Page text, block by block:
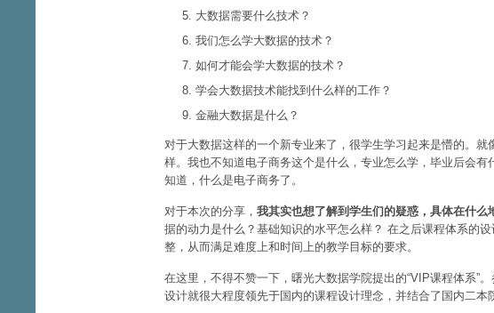
大数据需要什么技术？
我们怎么学大数据的技术？
如何才能会学大数据的技术？
学会大数据技术能找到什么样的工作？
金融大数据是什么？
对于大数据这样的一个新专业来了，很学生学习起来是懵的。
样。我也不知道电子商务这个是什么，专业怎么学，毕业后会
知道，什么是电子商务了。
对于本次的分享， 我其实也想了解到学生们的疑惑，具体在什么
据的动力是什么？基础知识的水平怎么样？ 在之后课程体系的
整，从而满足难度上和时间上的教学目标的要求。
在这里，不得不赞一下，曙光大数据学院提出的“VIP课程体系”
设计就很大程度领先于国内的课程设计理念，并结合了国内二本